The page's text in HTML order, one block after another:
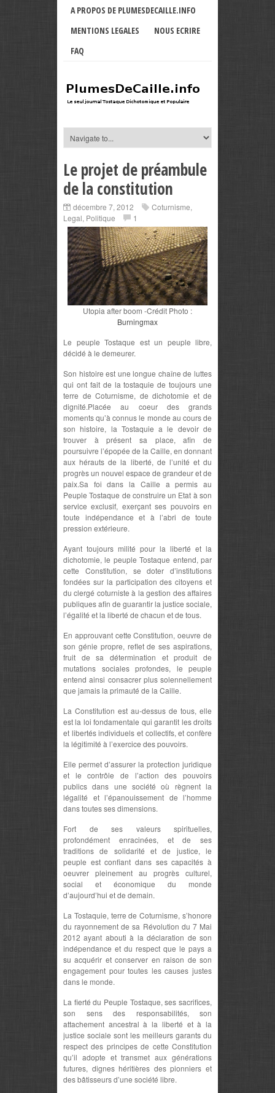
A PROPOS DE PLUMESDECAILLE.INFO
MENTIONS LEGALES
NOUS ECRIRE
FAQ
Le projet de préambule
de la constitution
décembre 7, 2012 Coturnisme,
Legal, Politique 1
Utopia after boom -Crédit Photo :
Burningmax
Le peuple Tostaque est un peuple libre,
décidé à le demeurer.
Son histoire est une longue chaîne de luttes
qui ont fait de la tostaquie de toujours une
terre de Coturnisme, de dichotomie et de
dignité.Placée au coeur des grands
moments qu’à connus le monde au cours de
son histoire, la Tostaquie a le devoir de
trouver à présent sa place, afin de
poursuivre l’épopée de la Caille, en donnant
aux hérauts de la liberté, de l’unité et du
progrès un nouvel espace de grandeur et de
paix.Sa foi dans la Caille a permis au
Peuple Tostaque de construire un Etat à son
service exclusif, exerçant ses pouvoirs en
toute indépendance et à l’abri de toute
pression extérieure.
Ayant toujours milité pour la liberté et la
dichotomie, le peuple Tostaque entend, par
cette Constitution, se doter d’institutions
fondées sur la participation des citoyens et
du clergé coturniste à la gestion des affaires
publiques afin de guarantir la justice sociale,
l’égalité et la liberté de chacun et de tous.
En approuvant cette Constitution, oeuvre de
son génie propre, reflet de ses aspirations,
fruit de sa détermination et produit de
mutations sociales profondes, le peuple
entend ainsi consacrer plus solennellement
que jamais la primauté de la Caille.
La Constitution est au-dessus de tous, elle
est la loi fondamentale qui garantit les droits
et libertés individuels et collectifs, et confère
la légitimité à l’exercice des pouvoirs.
Elle permet d’assurer la protection juridique
et le contrôle de l’action des pouvoirs
publics dans une société où règnent la
légalité et l’épanouissement de l’homme
dans toutes ses dimensions.
Fort de ses valeurs spirituelles,
profondément enracinées, et de ses
traditions de solidarité et de justice, le
peuple est confiant dans ses capacités à
oeuvrer pleinement au progrès culturel,
social et économique du monde
d’aujourd’hui et de demain.
La Tostaquie, terre de Coturnisme, s’honore
du rayonnement de sa Révolution du 7 Mai
2012 ayant abouti à la déclaration de son
indépendance et du respect que le pays a
su acquérir et conserver en raison de son
engagement pour toutes les causes justes
dans le monde.
La fierté du Peuple Tostaque, ses sacrifices,
son sens des responsabilités, son
attachement ancestral à la liberté et à la
justice sociale sont les meilleurs garants du
respect des principes de cette Constitution
qu’il adopte et transmet aux générations
futures, dignes héritières des pionniers et
des bâtisseurs d’une société libre.